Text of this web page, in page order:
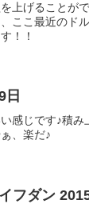
上げることが
ここ最近のド
！！
日
感じです♪積
、楽だ♪
フダン